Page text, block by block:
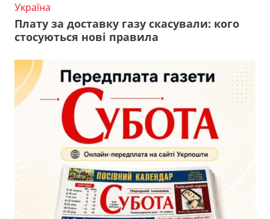
Україна
Плату за доставку газу скасували: кого
стосуються нові правила